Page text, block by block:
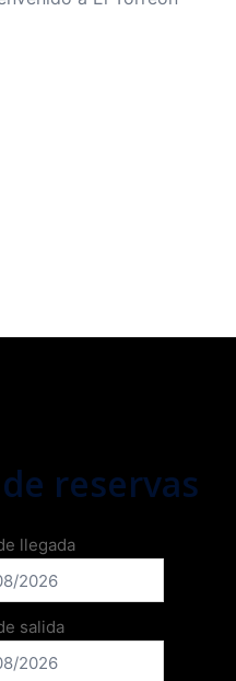
reservas
llegada
salida